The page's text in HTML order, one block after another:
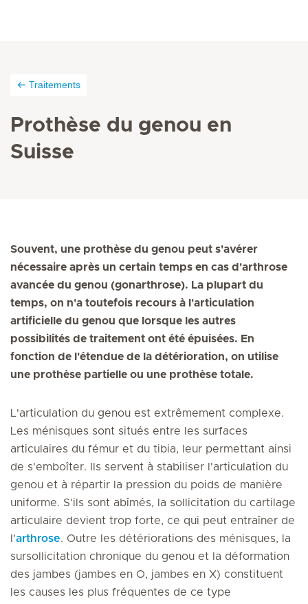
Traitements
Prothèse du genou en
Suisse
Souvent, une prothèse du genou peut s'avérer
nécessaire après un certain temps en cas d'arthrose
avancée du genou (gonarthrose). La plupart du
temps, on n'a toutefois recours à l'articulation
artificielle du genou que lorsque les autres
possibilités de traitement ont été épuisées. En
fonction de l'étendue de la détérioration, on utilise
une prothèse partielle ou une prothèse totale.
L'articulation du genou est extrêmement complexe.
Les ménisques sont situés entre les surfaces
articulaires du fémur et du tibia, leur permettant ainsi
de s'emboîter. Ils servent à stabiliser l'articulation du
genou et à répartir la pression du poids de manière
uniforme. S'ils sont abîmés, la sollicitation du cartilage
articulaire devient trop forte, ce qui peut entraîner de
l'arthrose. Outre les détériorations des ménisques, la
sursollicitation chronique du genou et la déformation
des jambes (jambes en O, jambes en X) constituent
les causes les plus fréquentes de ce type